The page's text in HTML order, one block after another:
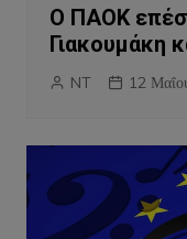
Ο ΠΑΟΚ
Γιακουμάκη
NT 12